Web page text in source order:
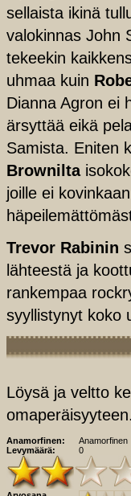
sellaista ikinä
valokinnas John
tekeekin
uhmaa kuin
Dianna Agron ei
ärsyttää eikä
Samista. Eniten
Brownilta
joille ei
Trevor Rabinin
lähteestä ja
rankempaa
syyllistynyt koko
Löysä ja veltto
Anamorfinen:
Anamorfinen
Levymäärä:
0